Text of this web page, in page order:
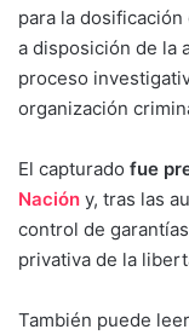
para la
a disposición de la
proceso
organización
El capturado fue
Nación y, tras las
control de
privativa de la
También puede